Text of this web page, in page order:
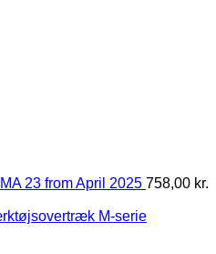
23 from April 2025 758,00 kr.
M-serie